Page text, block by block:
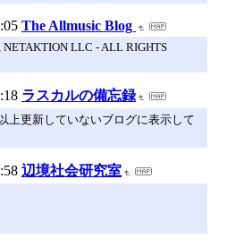
The Allmusic Blog
LLC - ALL RIGHTS
ラスカルの備忘録
上更新していないブログに表示して
辺境社会研究室